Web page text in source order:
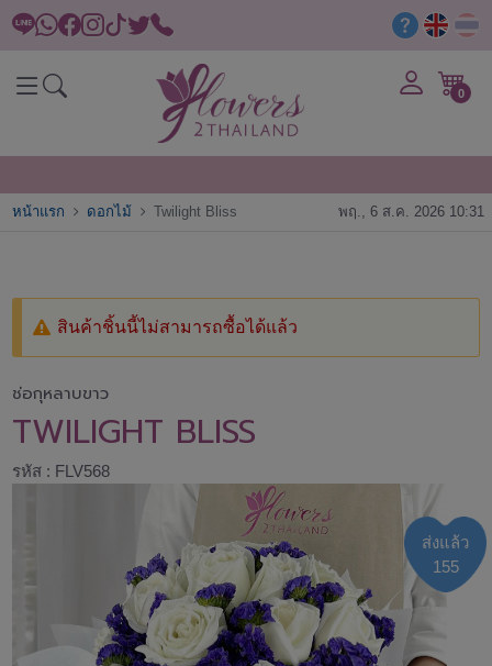
0
หน้าแรก ดอกไม้ Twilight Bliss พฤ., 6 ส.ค. 2026 10:31
สินค้าชิ้นนี้ไม่สามารถซื้อได้แล้ว
ช่อกุหลาบขาว
TWILIGHT BLISS
รหัส : FLV568
ส่งแล้ว
155